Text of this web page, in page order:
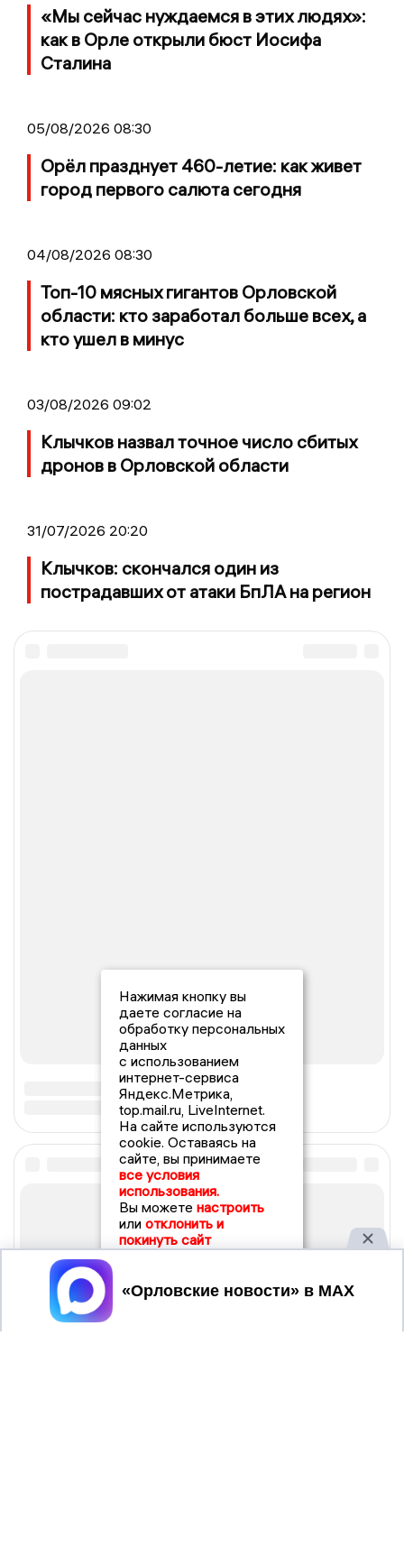
«Мы сейчас нуждаемся в этих людях»:
как в Орле открыли бюст Иосифа
Сталина
05/08/2026 08:30
Орёл празднует 460-летие: как живет
город первого салюта сегодня
04/08/2026 08:30
Топ-10 мясных гигантов Орловской
области: кто заработал больше всех, а
кто ушел в минус
03/08/2026 09:02
Клычков назвал точное число сбитых
дронов в Орловской области
31/07/2026 20:20
Клычков: скончался один из
пострадавших от атаки БпЛА на регион
Нажимая кнопку вы
даете согласие на
обработку персональных
данных
с использованием
интернет-сервиса
Яндекс.Метрика,
top.mail.ru, LiveInternet.
На сайте используются
cookie. Оставаясь на
сайте, вы принимаете
все условия
использования.
Вы можете настроить
или отклонить и
покинуть сайт
Принять